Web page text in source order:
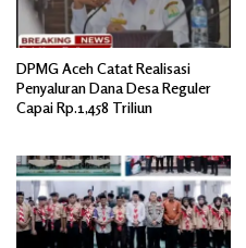
DPMG Aceh Catat Realisasi
Penyaluran Dana Desa Reguler
Capai Rp.1,458 Triliun